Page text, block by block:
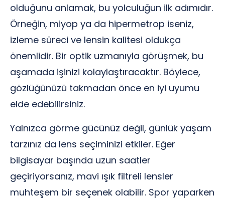
olduğunu anlamak, bu yolculuğun ilk adımıdır.
Örneğin, miyop ya da hipermetrop iseniz,
izleme süreci ve lensin kalitesi oldukça
önemlidir. Bir optik uzmanıyla görüşmek, bu
aşamada işinizi kolaylaştıracaktır. Böylece,
gözlüğünüzü takmadan önce en iyi uyumu
elde edebilirsiniz.
Yalnızca görme gücünüz değil, günlük yaşam
tarzınız da lens seçiminizi etkiler. Eğer
bilgisayar başında uzun saatler
geçiriyorsanız, mavi ışık filtreli lensler
muhteşem bir seçenek olabilir. Spor yaparken